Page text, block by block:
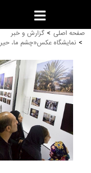
صفحه اصلی
گزارش و خبر
نمایشگاه عکس«چشم ما،